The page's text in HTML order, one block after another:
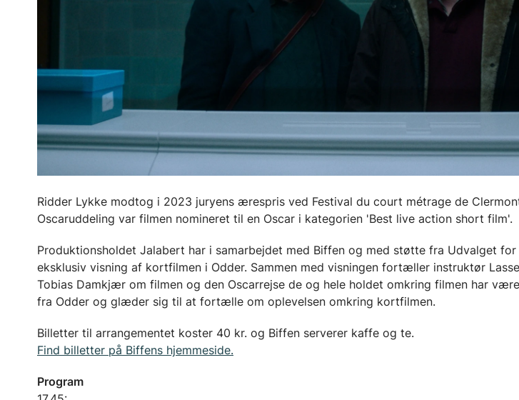
Ridder Lykke modtog i 2023 juryens ærespris ved Festival du court métrage de
Oscaruddeling var filmen nomineret til en Oscar i kategorien 'Best live action short film'.
Produktionsholdet Jalabert har i samarbejdet med Biffen og med støtte fra Udvalget
eksklusiv visning af kortfilmen i Odder. Sammen med visningen fortæller instruktør
Tobias Damkjær om filmen og den Oscarrejse de og hele holdet omkring filmen har
fra Odder og glæder sig til at fortælle om oplevelsen omkring kortfilmen.
Billetter til arrangementet koster 40 kr. og Biffen serverer kaffe og te.
Find billetter på Biffens hjemmeside.
Program